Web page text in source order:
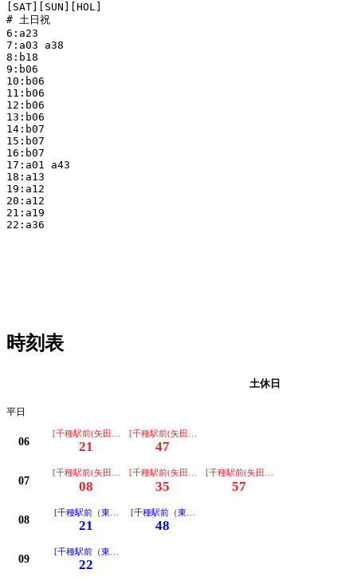
[SAT][SUN][HOL]
# 土日祝
6:a23
7:a03 a38
8:b18
9:b06
10:b06
11:b06
12:b06
13:b06
14:b07
15:b07
16:b07
17:a01 a43
18:a13
19:a12
20:a12
21:a19
22:a36
時刻表
土休日
平日
06
[千種駅前(矢田住宅経由)ゆき]
21
[千種駅前(矢田住宅経由)ゆき]
47
07
[千種駅前(矢田住宅経由)ゆき]
08
[千種駅前(矢田住宅経由)ゆき]
35
[千種駅前(矢田住宅経由)ゆき]
57
08
[千種駅前（東部医療センター経由）ゆき]
21
[千種駅前（東部医療センター経由）ゆき]
48
09
[千種駅前（東部医療センター経由）ゆき]
22